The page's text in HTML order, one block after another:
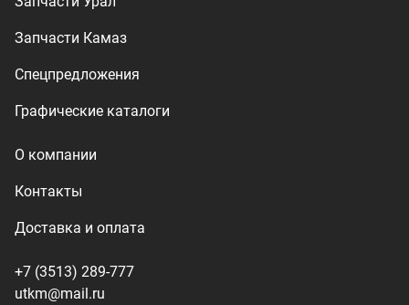
utkm@mail.ru
ул. Нижнезаречная, 71
Производство спецтехники
ООО «УралТехКом», 2026
Разработка — ALGUS